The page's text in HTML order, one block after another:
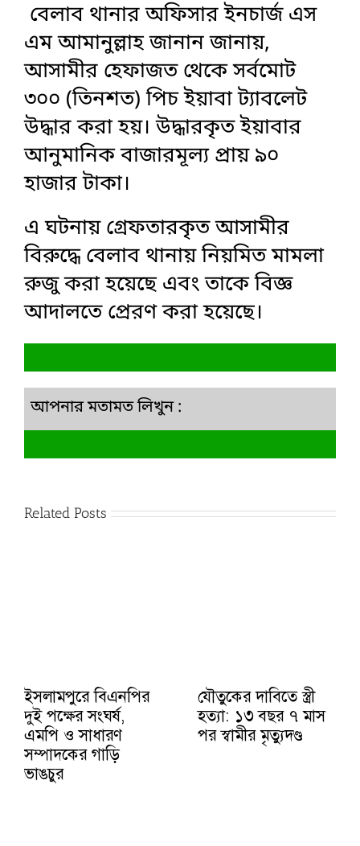
বেলাব থানার অফিসার ইনচার্জ এস
এম আমানুল্লাহ জানান জানায়,
আসামীর হেফাজত থেকে সর্বমোট
৩০০ (তিনশত) পিচ ইয়াবা ট্যাবলেট
উদ্ধার করা হয়। উদ্ধারকৃত ইয়াবার
আনুমানিক বাজারমূল্য প্রায় ৯০
হাজার টাকা।
এ ঘটনায় গ্রেফতারকৃত আসামীর
বিরুদ্ধে বেলাব থানায় নিয়মিত মামলা
রুজু করা হয়েছে এবং তাকে বিজ্ঞ
আদালতে প্রেরণ করা হয়েছে।
আপনার মতামত লিখুন :
Related Posts
ইসলামপুরে বিএনপির
দুই পক্ষের সংঘর্ষ,
এমপি ও সাধারণ
সম্পাদকের গাড়ি
ভাঙচুর
যৌতুকের দাবিতে স্ত্রী
হত্যা: ১৩ বছর ৭ মাস
পর স্বামীর মৃত্যুদণ্ড